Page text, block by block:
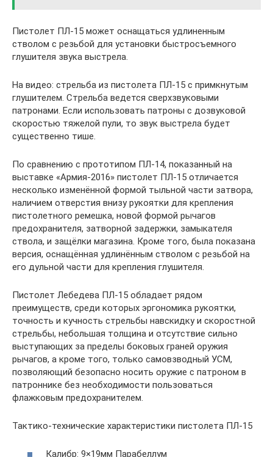
Пистолет ПЛ-15 может оснащаться удлиненным
стволом с резьбой для установки быстросъемного
глушителя звука выстрела.
На видео: стрельба из пистолета ПЛ-15 с примкнутым
глушителем. Стрельба ведется сверхзвуковыми
патронами. Если использовать патроны с дозвуковой
скоростью тяжелой пули, то звук выстрела будет
существенно тише.
По сравнению с прототипом ПЛ-14, показанный на
выставке «Армия-2016» пистолет ПЛ-15 отличается
несколько изменённой формой тыльной части затвора,
наличием отверстия внизу рукоятки для крепления
пистолетного ремешка, новой формой рычагов
предохранителя, затворной задержки, замыкателя
ствола, и защёлки магазина. Кроме того, была показана
версия, оснащённая удлинённым стволом с резьбой на
его дульной части для крепления глушителя.
Пистолет Лебедева ПЛ-15 обладает рядом
преимуществ, среди которых эргономика рукоятки,
точность и кучность стрельбы навскидку и скоростной
стрельбы, небольшая толщина и отсутствие сильно
выступающих за пределы боковых граней оружия
рычагов, а кроме того, только самовзводный УСМ,
позволяющий безопасно носить оружие с патроном в
патроннике без необходимости пользоваться
флажковым предохранителем.
Тактико-технические характеристики пистолета ПЛ-15
Калибр: 9×19мм Парабеллум